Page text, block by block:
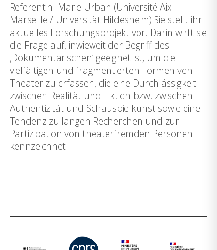
Referentin: Marie Urban (Université Aix-
Marseille / Universität Hildesheim) Sie stellt ihr
aktuelles Forschungsprojekt vor. Darin wirft sie
die Frage auf, inwieweit der Begriff des
‚Dokumentarischen‘ geeignet ist, um die
vielfältigen und fragmentierten Formen von
Theater zu erfassen, die eine Durchlässigkeit
zwischen Realität und Fiktion bzw. zwischen
Authentizität und Schauspielkunst sowie eine
Tendenz zu langen Recherchen und zur
Partizipation von theaterfremden Personen
kennzeichnet.